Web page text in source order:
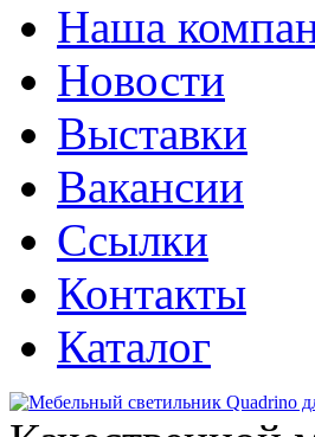
Наша
Новости
Выставки
Вакансии
Ссылки
Контакты
Каталог